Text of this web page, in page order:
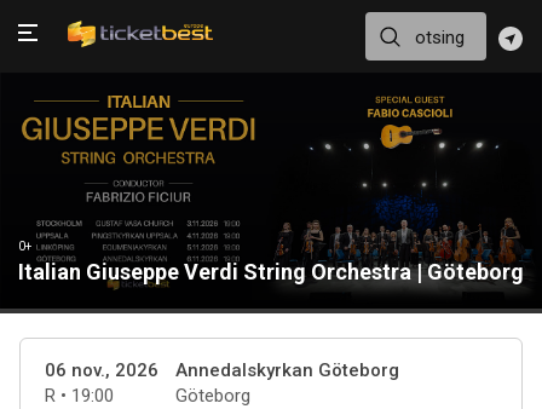
0+
Italian Giuseppe Verdi String Orchestra | Göteborg
06 nov., 2026
R • 19:00
Annedalskyrkan Göteborg
Göteborg